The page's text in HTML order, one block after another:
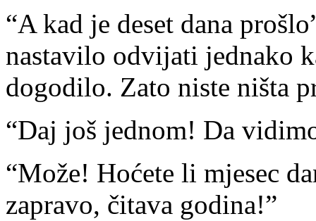
“A kad je deset dana
nastavilo odvijati jednako
dogodilo. Zato niste ništa
“Daj još jednom! Da
“Može! Hoćete li mjesec
zapravo, čitava godina!”